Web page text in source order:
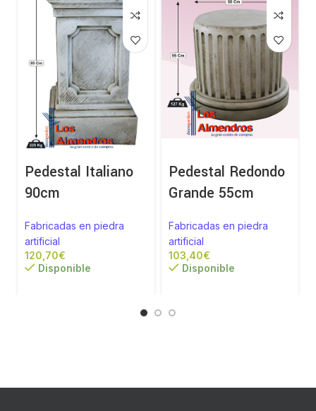
Pedestal Italiano
90cm
Fabricadas en piedra
artificial
€
Disponible
Pedestal Redondo
Grande 55cm
Fabricadas en piedra
artificial
€
Disponible